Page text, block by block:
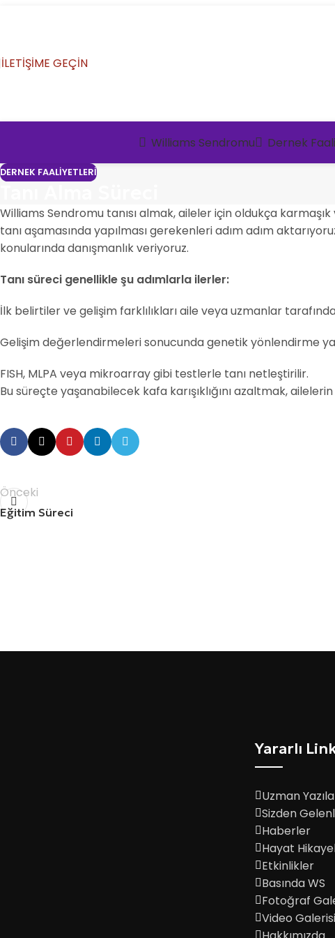
İLETİŞİME GEÇİN
Williams Sendromu Dernek
DERNEK FAALIYETLERI
Williams Sendromu tanısı almak, aileler için oldukça
tanı aşamasında yapılması gerekenleri adım adım
konularında danışmanlık veriyoruz.
Tanı süreci genellikle şu adımlarla ilerler:
İlk belirtiler ve gelişim farklılıkları aile veya uzmanlar
Gelişim değerlendirmeleri sonucunda genetik yönlendirme
FISH, MLPA veya mikroarray gibi testlerle tanı netleştirilir.
Bu süreçte yaşanabilecek kafa karışıklığını azaltmak,
Önceki
Eğitim Süreci
Yararlı
Uzman
Sizden
Haberler
Hayat
Etkinlikler
Basında WS
Fotoğraf
Video Galerisi